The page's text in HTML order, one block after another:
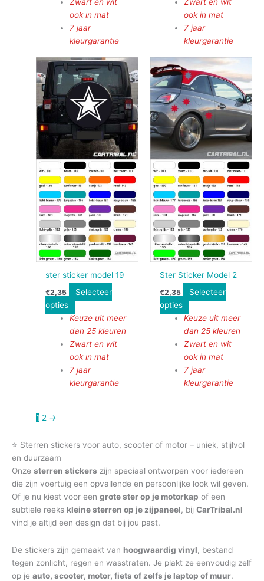
ook in mat
7 jaar
kleurgarantie
ook in mat
7 jaar
kleurgarantie
ster sticker model 19
€2,35
Selecteer
opties
Keuze uit meer
dan 25 kleuren
Zwart en wit
ook in mat
7 jaar
kleurgarantie
Ster Sticker Model 2
€2,35
Selecteer
opties
Keuze uit meer
dan 25 kleuren
Zwart en wit
ook in mat
7 jaar
kleurgarantie
1 2 →
⭐ Sterren stickers voor auto, scooter of motor – uniek, stijlvol
en duurzaam
Onze sterren stickers zijn speciaal ontworpen voor iedereen
die zijn voertuig een opvallende en persoonlijke look wil geven.
Of je nu kiest voor een grote ster op je motorkap of een
subtiele reeks kleine sterren op je zijpaneel, bij CarTribal.nl
vind je altijd een design dat bij jou past.
De stickers zijn gemaakt van hoogwaardig vinyl, bestand
tegen zonlicht, regen en wasstraten. Je plakt ze eenvoudig zelf
op je auto, scooter, motor, fiets of zelfs je laptop of muur.